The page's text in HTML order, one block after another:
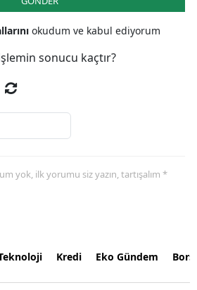
okudum ve kabul ediyorum
sonucu kaçtır?
yok, ilk yorumu siz yazın, tartışalım *
Kredi Eko Gündem